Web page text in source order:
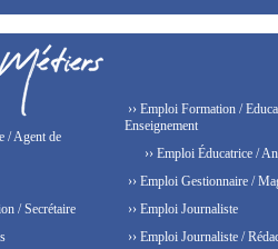
/ Agent de
/ Secrétaire
›› Emploi Formation /
Enseignement
›› Emploi Éducatrice /
›› Emploi Gestionnaire /
›› Emploi Journaliste
›› Emploi Journaliste /